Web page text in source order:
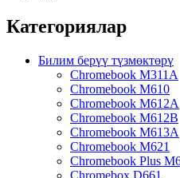
Категориялар
Билим берүү түзмөктөрү
Chromebook M311A
Chromebook M610
Chromebook M612A
Chromebook M612B
Chromebook M613A
Chromebook M621
Chromebook Plus
Chromebox D661